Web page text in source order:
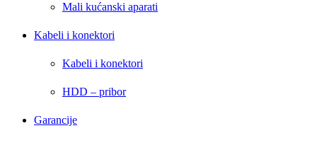
Mali kućanski aparati
Kabeli i konektori
Kabeli i konektori
HDD – pribor
Garancije